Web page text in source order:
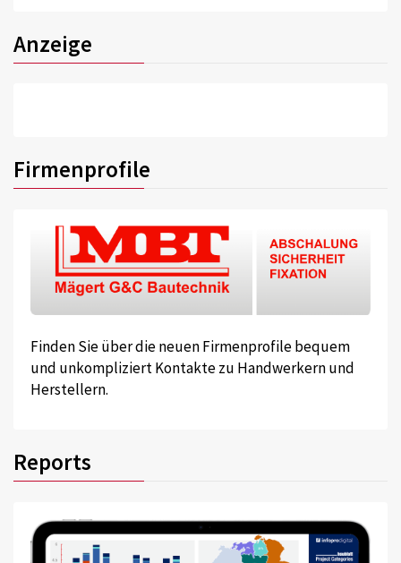
Anzeige
Firmenprofile
Finden Sie über die neuen Firmenprofile bequem
und unkompliziert Kontakte zu Handwerkern und
Herstellern.
Reports